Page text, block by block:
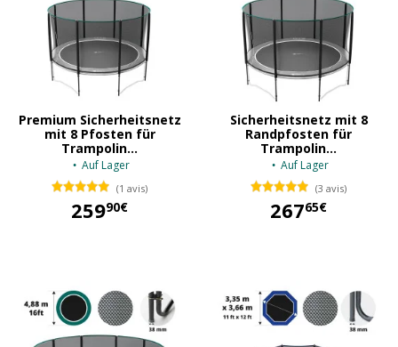
Premium Sicherheitsnetz
mit 8 Pfosten für
Trampolin...
Auf Lager
(1 avis)
25990€
Sicherheitsnetz mit 8
Randpfosten für
Trampolin...
Auf Lager
(3 avis)
26765€